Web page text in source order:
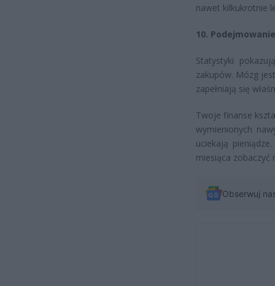
nawet kilkukrotnie
10.
Statystyki
zakupów. Mózg
zapełniają się
Twoje finanse
wymienionych
uciekają
miesiąca zobaczyć
Obserwuj